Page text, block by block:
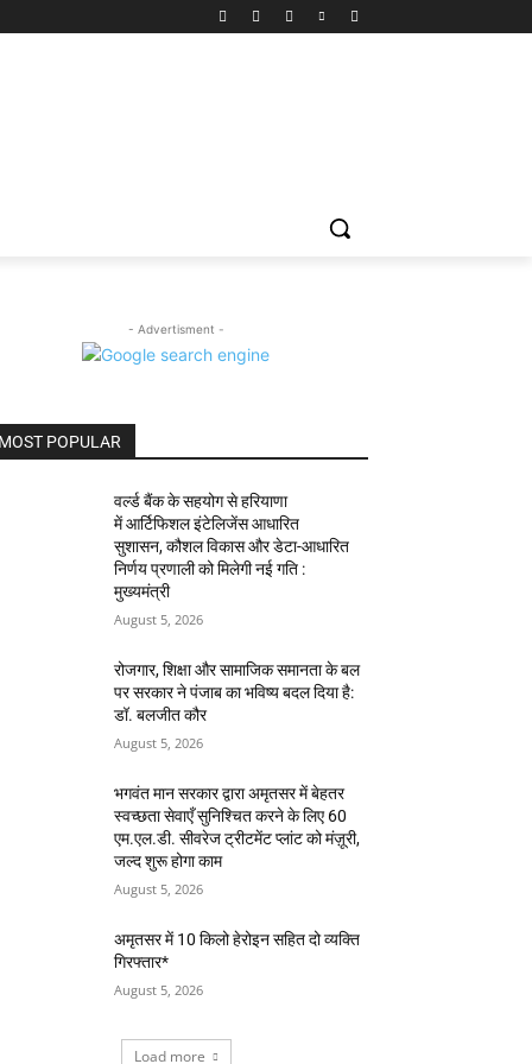
- Advertisment -
MOST POPULAR
वर्ल्ड बैंक के सहयोग से हरियाणा
में आर्टिफिशल इंटेलिजेंस आधारित
सुशासन, कौशल विकास और डेटा-आधारित
निर्णय प्रणाली को मिलेगी नई गति :
मुख्यमंत्री
August 5, 2026
रोजगार, शिक्षा और सामाजिक समानता के बल
पर सरकार ने पंजाब का भविष्य बदल दिया है:
डॉ. बलजीत कौर
August 5, 2026
भगवंत मान सरकार द्वारा अमृतसर में बेहतर
स्वच्छता सेवाएँ सुनिश्चित करने के लिए 60
एम.एल.डी. सीवरेज ट्रीटमेंट प्लांट को मंज़ूरी,
जल्द शुरू होगा काम
August 5, 2026
अमृतसर में 10 किलो हेरोइन सहित दो व्यक्ति
गिरफ्तार*
August 5, 2026
Load more